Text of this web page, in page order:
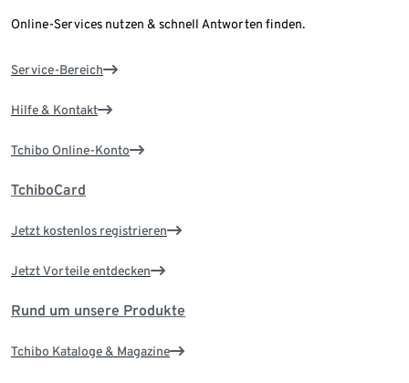
Online-Services nutzen & schnell Antworten finden.
Service-Bereich
Hilfe & Kontakt
Tchibo Online-Konto
TchiboCard
Jetzt kostenlos registrieren
Jetzt Vorteile entdecken
Rund um unsere Produkte
Tchibo Kataloge & Magazine